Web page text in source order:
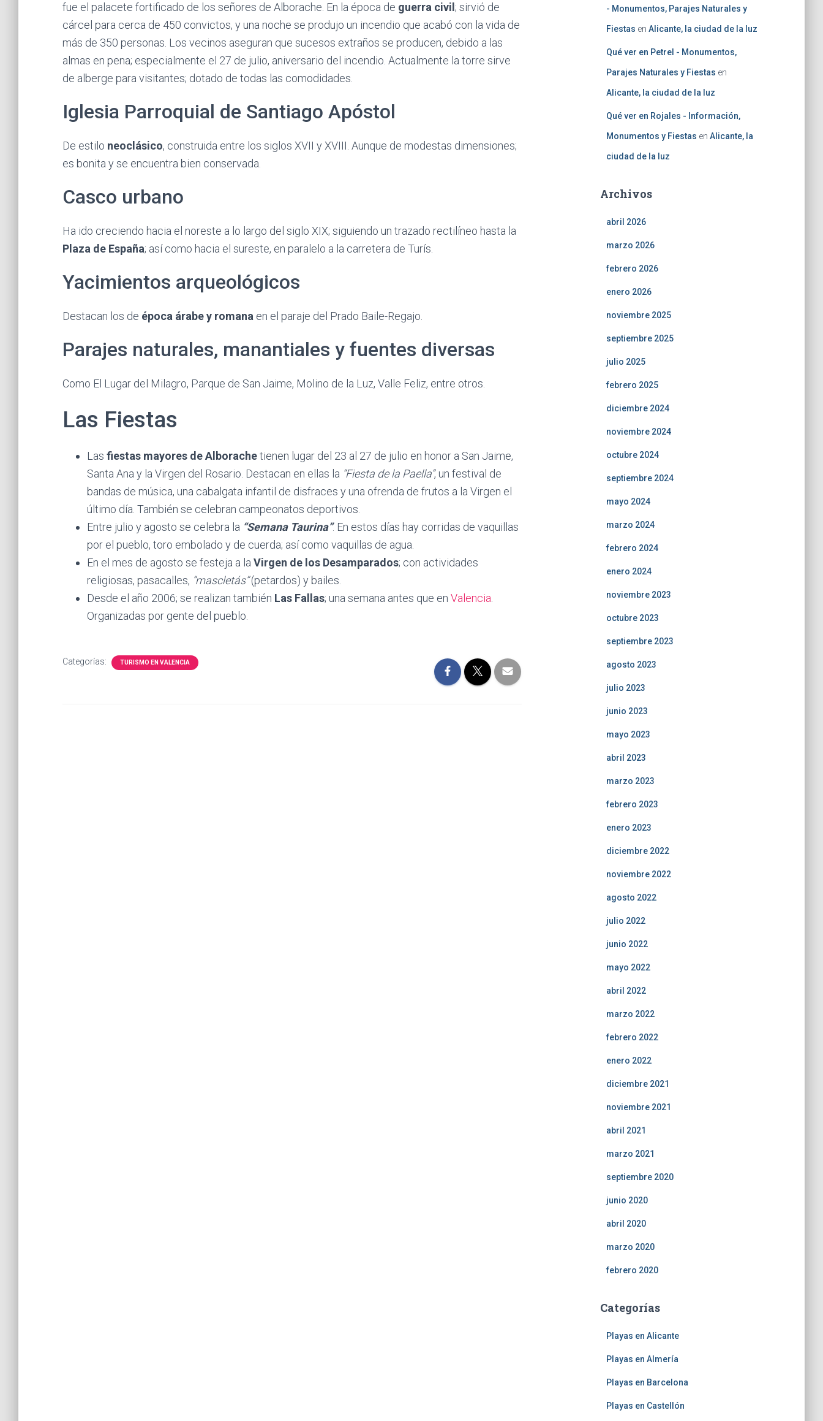
fue el palacete fortificado de los señores de Alborache. En la época de guerra civil ; sirvió de
cárcel para cerca de 450 convictos, y una noche se produjo un incendio que acabó con la vida de
más de 350 personas. Los vecinos aseguran que sucesos extraños se producen, debido a las
almas en pena; especialmente el 27 de julio, aniversario del incendio. Actualmente la torre sirve
de alberge para visitantes; dotado de todas las comodidades.
Iglesia Parroquial de Santiago Apóstol
De estilo neoclásico, construida entre los siglos XVII y XVIII. Aunque de modestas dimensiones;
es bonita y se encuentra bien conservada.
Casco urbano
Ha ido creciendo hacia el noreste a lo largo del siglo XIX; siguiendo un trazado rectilíneo hasta la
Plaza de España; así como hacia el sureste, en paralelo a la carretera de Turís.
Yacimientos arqueológicos
Destacan los de época árabe y romana en el paraje del Prado Baile-Regajo.
Parajes naturales, manantiales y fuentes diversas
Como El Lugar del Milagro, Parque de San Jaime, Molino de la Luz, Valle Feliz, entre otros.
Las Fiestas
Las fiestas mayores de Alborachetienen lugar del 23 al 27 de julio en honor a San Jaime,
Santa Ana y la Virgen del Rosario. Destacan en ellas la “Fiesta de la Paella”, un festival de
bandas de música, una cabalgata infantil de disfraces y una ofrenda de frutos a la Virgen el
último día. También se celebran campeonatos deportivos.
Entre julio y agosto se celebra la “Semana Taurina”. En estos días hay corridas de vaquillas
por el pueblo, toro embolado y de cuerda; así como vaquillas de agua.
En el mes de agosto se festeja a la Virgen de los Desamparados; con actividades
religiosas, pasacalles, “mascletás”(petardos) y bailes.
Desde el año 2006; se realizan también Las Fallas; una semana antes que en Valencia
Organizadas por gente del pueblo.
Categorías: TURISMO EN VALENCIA
- Monumentos, Parajes Naturales y
Fiestas en Alicante, la ciudad de la luz
Qué ver en Petrel - Monumentos,
Parajes Naturales y Fiestas en
Alicante, la ciudad de la luz
Qué ver en Rojales - Información,
Monumentos y Fiestas en Alicante, la
ciudad de la luz
Archivos
abril 2026
marzo 2026
febrero 2026
enero 2026
noviembre 2025
septiembre 2025
julio 2025
febrero 2025
diciembre 2024
noviembre 2024
octubre 2024
septiembre 2024
mayo 2024
marzo 2024
febrero 2024
enero 2024
noviembre 2023
octubre 2023
septiembre 2023
agosto 2023
julio 2023
junio 2023
mayo 2023
abril 2023
marzo 2023
febrero 2023
enero 2023
diciembre 2022
noviembre 2022
agosto 2022
julio 2022
junio 2022
mayo 2022
abril 2022
marzo 2022
febrero 2022
enero 2022
diciembre 2021
noviembre 2021
abril 2021
marzo 2021
septiembre 2020
junio 2020
abril 2020
marzo 2020
febrero 2020
Categorías
Playas en Alicante
Playas en Almería
Playas en Barcelona
Playas en Castellón